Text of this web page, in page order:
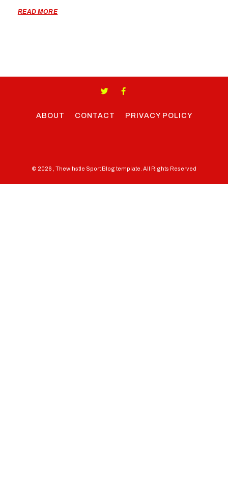
READ MORE
ABOUT CONTACT PRIVACY POLICY
© 2026 , Thewihstle Sport Blog template. All Rights Reserved